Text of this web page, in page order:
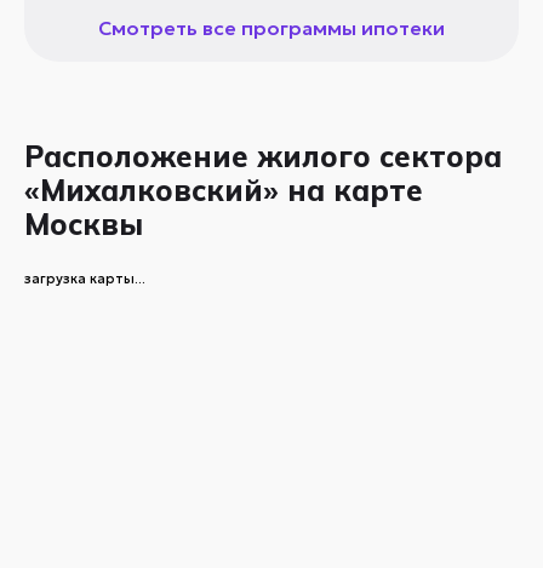
Смотреть все программы ипотеки
Расположение жилого сектора
«Михалковский» на карте
Москвы
загрузка карты...